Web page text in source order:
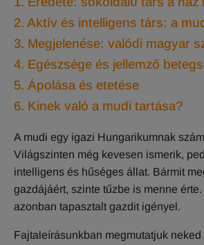
2. Aktív és intelligens társ: a
3. Megjelenése: valódi magyar
4. Egészsége és jellemző
5. Ápolása és etetése
6. Kinek való a mudi tartása?
A mudi egy igazi Hungarikumnak
Világszinten még kevesen ismerik,
intelligens és hűséges állat. Bármit
gazdájáért, szinte tűzbe is menne
azonban tapasztalt gazdit igényel.
Fajtaleírásunkban megmutatjuk